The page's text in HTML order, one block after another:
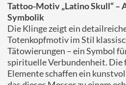
Tattoo-Motiv „Latino Skull“ –
Symbolik
Die Klinge zeigt ein
Totenkopfmotiv im Stil
Tätowierungen – ein Symbol
spirituelle Verbundenheit. Die
Elemente schaffen ein